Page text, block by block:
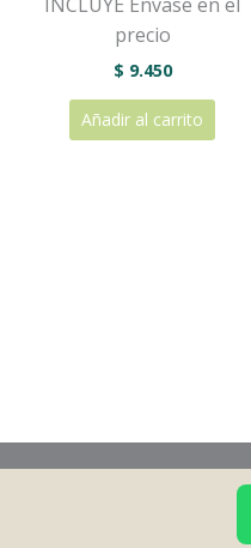
INCLUYE Envase en el
precio
$ 9.450
Añadir al carrito